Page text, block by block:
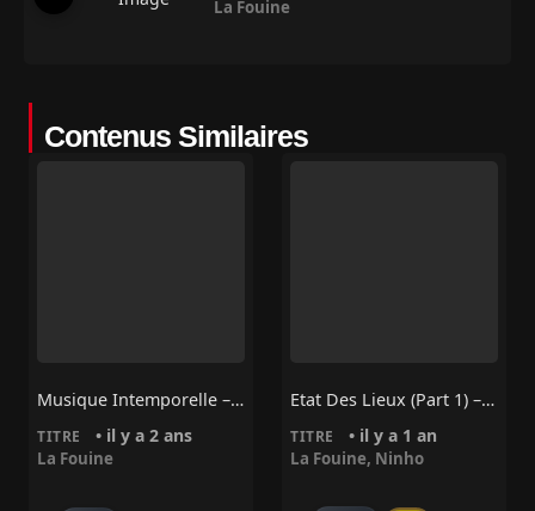
La Fouine
Contenus Similaires
Musique Intemporelle – La Fouine
TITRE • il y a 2 ans
La Fouine
Etat Des Lieux (Part 1) – La Fouine, Ninho
TITRE • il y a 1 an
La Fouine, Ninho